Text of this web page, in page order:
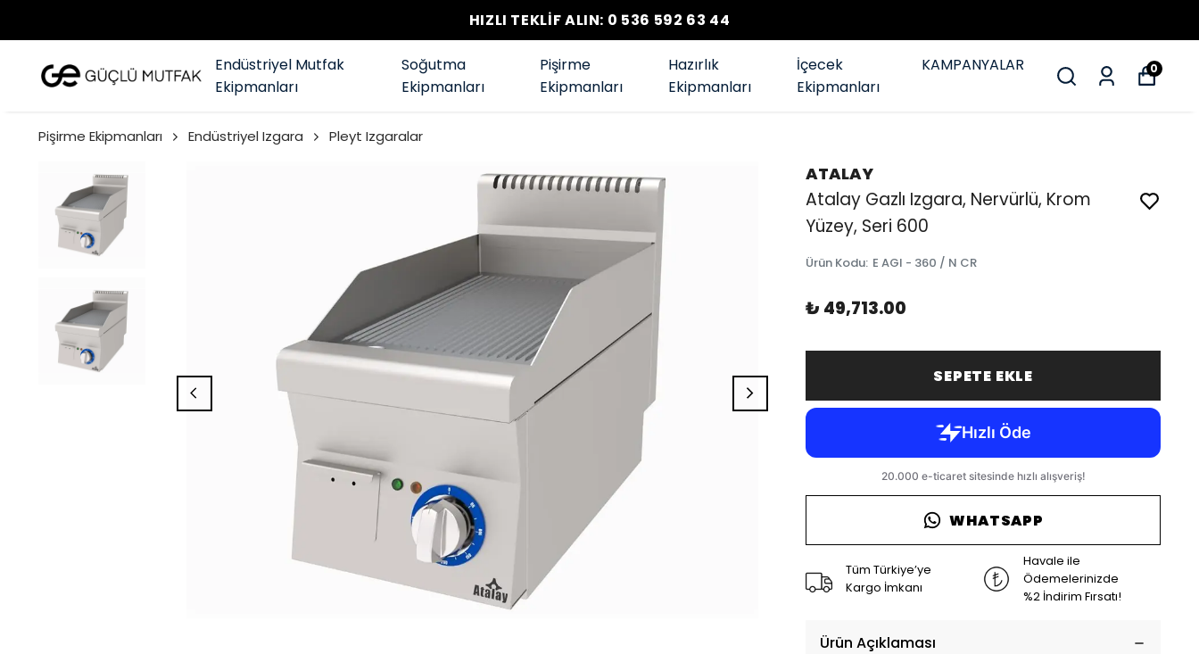
HIZLI TEKLİF ALIN: 0 536 592 63 44
Endüstriyel Mutfak
Ekipmanları
Soğutma
Ekipmanları
Pişirme
Ekipmanları
Hazırlık
Ekipmanları
İçecek
Ekipmanları
KAMPANYALAR 0
Pişirme Ekipmanları Endüstriyel Izgara Pleyt Izgaralar
ATALAY
Atalay Gazlı Izgara, Nervürlü, Krom
Yüzey, Seri 600
Ürün Kodu: E AGI - 360 / N CR
₺ 49,713.00
SEPETE EKLE
WHATSAPP
Tüm Türkiye’ye
Kargo İmkanı
Havale ile
Ödemelerinizde
%2 İndirim Fırsatı!
Ürün Açıklaması